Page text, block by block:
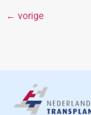
← vorige